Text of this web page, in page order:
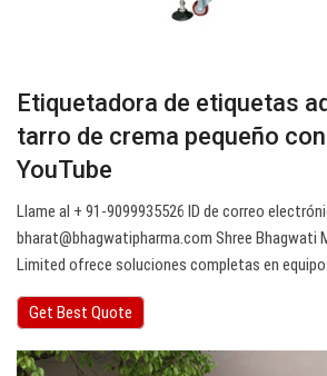
Etiquetadora de etiquetas
tarro de crema pequeño
YouTube
Llame al + 91-9099935526 ID de correo
bharat@bhagwatipharma.com Shree Bhagwati
Limited ofrece soluciones completas en
Get Best Quote